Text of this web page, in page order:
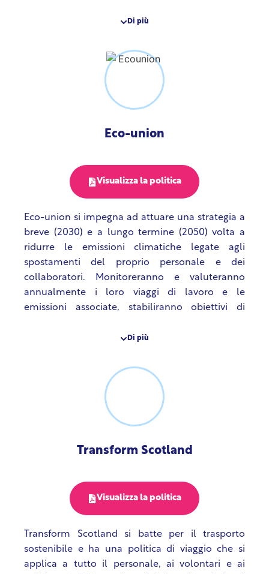
Ecologistas viaggiano raramente, se non mai, in
sensibilizzare le altre parti interessate – sociali,
economiche, istituzionali, ecc. – sugli impatti
inquinanti, in particolare l’aviazione.
Di più
Eco-union
Visualizza la politica
Eco-union si impegna ad attuare una strategia a
breve (2030) e a lungo termine (2050) volta a
ridurre le emissioni climatiche legate agli
spostamenti del proprio personale e dei
collaboratori. Monitoreranno e valuteranno
annualmente i loro viaggi di lavoro e le
emissioni associate, stabiliranno obiettivi di
continuo per garantire la trasparenza. Daranno
fisici e, quando viaggiare sarà inevitabile,
sceglieranno il treno, per quanto possibile.
personale e le parti interessate per incoraggiare
la mobilità sostenibile. Raccomandazioni sugli
sono incluse anche nella travel policy di
Di più
Transform Scotland
Visualizza la politica
Transform Scotland si batte per il trasporto
sostenibile e ha una politica di viaggio che si
applica a tutto il personale, ai volontari e ai